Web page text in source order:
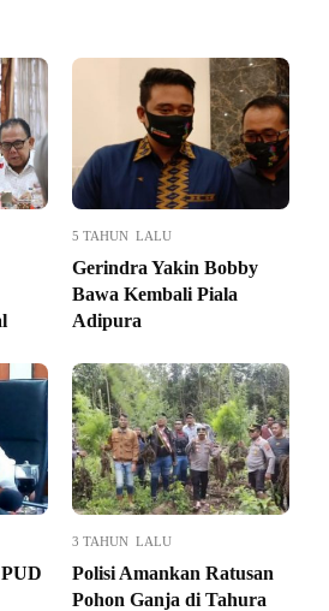
5 TAHUN LALU
Gerindra Yakin Bobby
Bawa Kembali Piala
Adipura
3 TAHUN LALU
Polisi Amankan Ratusan
Pohon Ganja di Tahura